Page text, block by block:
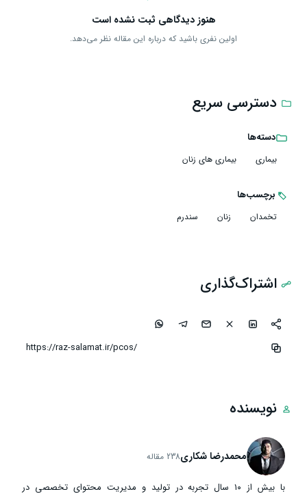
هنوز دیدگاهی ثبت نشده است
اولین نفری باشید که درباره این مقاله نظر می‌دهد.
دسترسی سریع
دسته‌ها
بیماری بیماری های زنان
برچسب‌ها
تخمدان زنان سندرم
اشتراک‌گذاری
نویسنده
محمدرضا شکاری238 مقاله
با بیش از ۱۰ سال تجربه در تولید و مدیریت محتوای تخصصی در